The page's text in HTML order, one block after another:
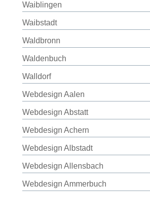
Waiblingen
Waibstadt
Waldbronn
Waldenbuch
Walldorf
Webdesign Aalen
Webdesign Abstatt
Webdesign Achern
Webdesign Albstadt
Webdesign Allensbach
Webdesign Ammerbuch